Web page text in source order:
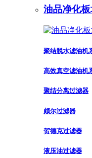
油品净化
聚结脱水滤油机
高效真空滤油机
聚结分离过滤器
颇尔过滤器
贺德克过滤器
液压油过滤器